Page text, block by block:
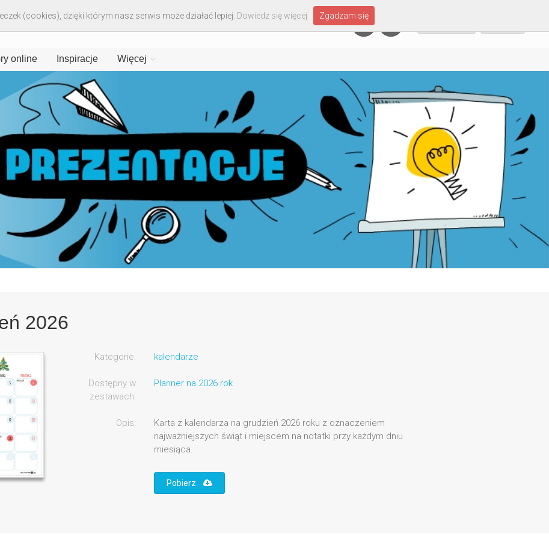
online Inspiracje Więcej
2026
Kategorie: kalendarze
Dostępny w
zestawach:
Planner na 2026 rok
Opis:
Karta z kalendarza na grudzień 2026 roku z oznaczeniem
najważniejszych świąt i miejscem na notatki przy każdym dniu
miesiąca.
Pobierz
(cookies), dzięki którym nasz serwis może działać lepiej. Dowiedz się więcej Zgadzam się